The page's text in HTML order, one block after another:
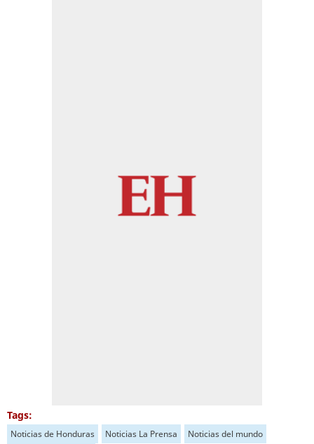
Tags:
Noticias de Honduras Noticias La Prensa
Noticias del mundo